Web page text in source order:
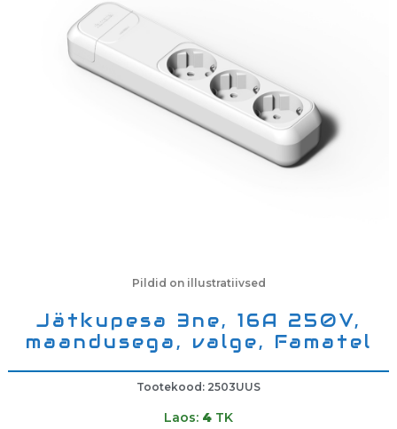
Jätkupesa 3ne, 16A 250V,
maandusega, valge, Famatel
Tootekood: 2503UUS
Laos: 4 TK
Pildid on illustratiivsed